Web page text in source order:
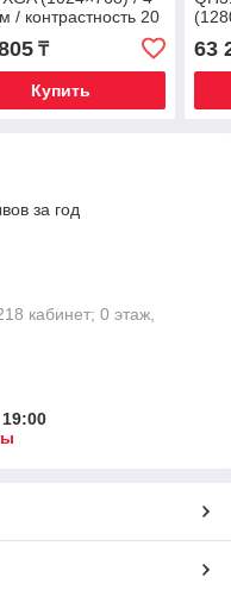
/ контрастность 20
₸
Купить
63
за год
кабинет; 0 этаж,